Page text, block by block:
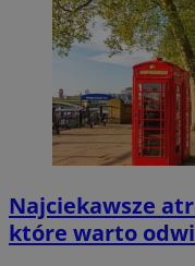
Najciekawsze
które warto